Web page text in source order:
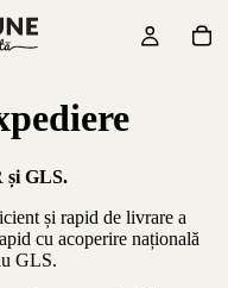
GLS.
și rapid de livrare a
cu acoperire națională
GLS.